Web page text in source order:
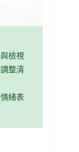
檢視
整清
緒表